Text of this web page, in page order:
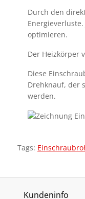
Durch den
optimieren.
Der Heizkörper
Diese
Drehknauf, der
werden.
Tags:
Kundeninfo